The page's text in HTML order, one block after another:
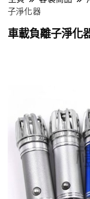
子淨化器
車載負離子淨化